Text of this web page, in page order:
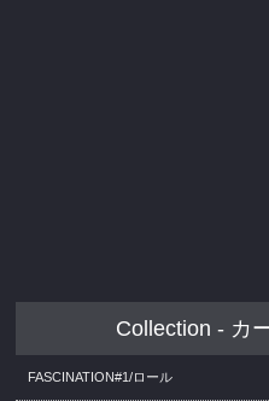
Collection - カ
FASCINATION#1/ロール